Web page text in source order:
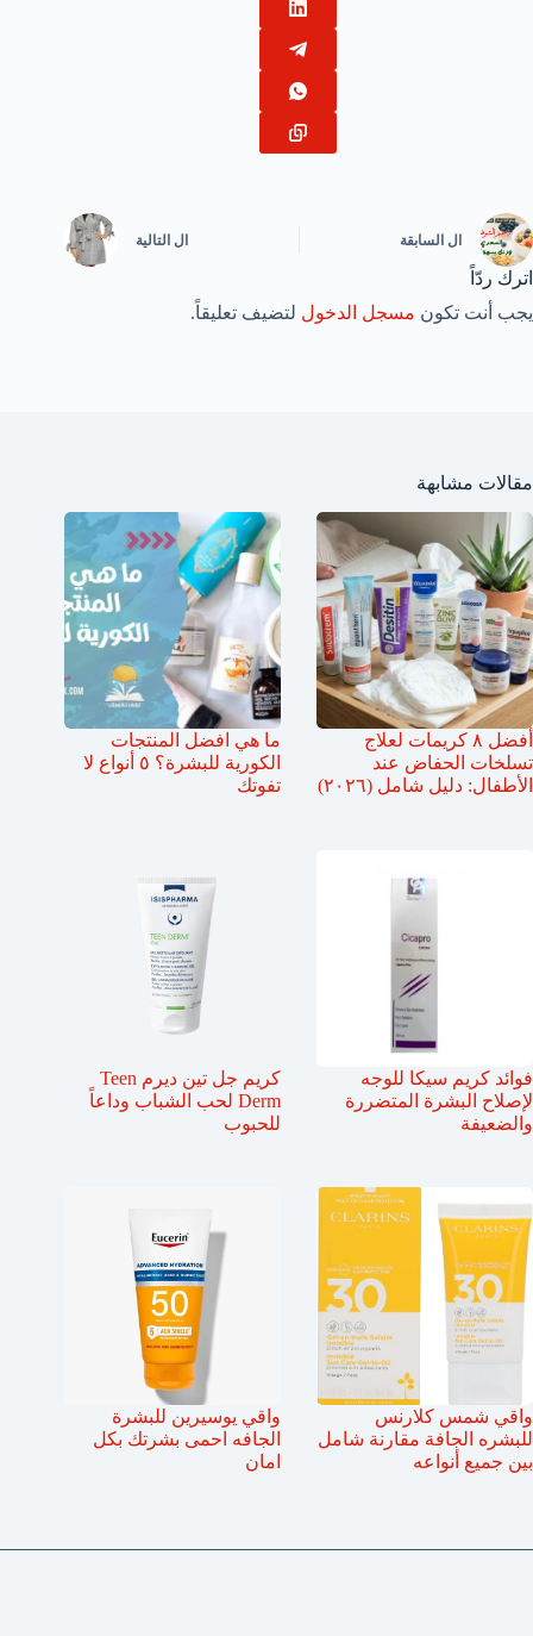
ال السابقة ال التالية
اترك ردّاً
يجب أنت تكون مسجل الدخول لتضيف تعليقاً.
مقالات مشابهة
أفضل ٨ كريمات لعلاج
تسلخات الحفاض عند
الأطفال: دليل شامل (٢٠٢٦)
ما هي افضل المنتجات
الكورية للبشرة؟ ٥ أنواع لا
تفوتك
فوائد كريم سيكا للوجه
لإصلاح البشرة المتضررة
والضعيفة
كريم جل تين ديرم Teen
Derm لحب الشباب وداعاً
للحبوب
واقي شمس كلارنس
للبشره الجافة مقارنة شامل
بين جميع أنواعه
واقي يوسيرين للبشرة
الجافه احمى بشرتك بكل
امان